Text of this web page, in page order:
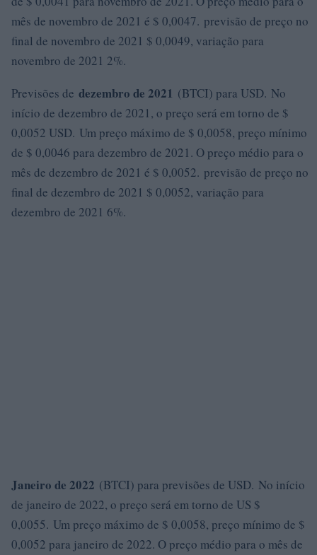
mês de novembro de 2021 é $ 0,0047. previsão de preço no
final de novembro de 2021 $ 0,0049, variação para
novembro de 2021 2%.
Previsões de dezembro de 2021 (BTCI) para USD. No
início de dezembro de 2021, o preço será em torno de $
0,0052 USD. Um preço máximo de $ 0,0058, preço mínimo
de $ 0,0046 para dezembro de 2021. O preço médio para o
mês de dezembro de 2021 é $ 0,0052. previsão de preço no
final de dezembro de 2021 $ 0,0052, variação para
dezembro de 2021 6%.
Janeiro de 2022 (BTCI) para previsões de USD. No início
de janeiro de 2022, o preço será em torno de US $
0,0055. Um preço máximo de $ 0,0058, preço mínimo de $
0,0052 para janeiro de 2022. O preço médio para o mês de